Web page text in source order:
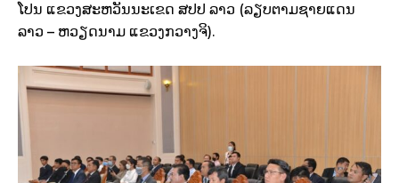
ໂປນ ແຂວງສະຫວັນນະເຂດ ສປປ ລາວ (ລຽບຕາມຊາຍແດນ
ລາວ – ຫວຽດນາມ ແຂວງກວາງຈິ).